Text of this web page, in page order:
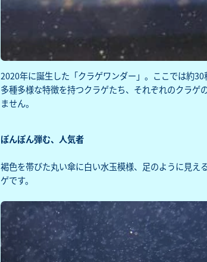
2020年に誕生した「クラゲワンダー」。ここでは約30
多種多様な特徴を持つクラゲたち、それぞれのクラ
ません。
ぽんぽん弾む、人気者
褐色を帯びた丸い傘に白い水玉模様、足のように見え
ゲです。